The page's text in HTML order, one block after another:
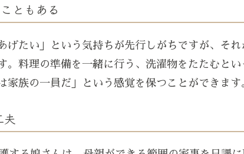
ともある
げたい」という気持ちが先行しがちですが、それ
。料理の準備を一緒に行う、洗濯物をたたむとい
家族の一員だ」という感覚を保つことができます